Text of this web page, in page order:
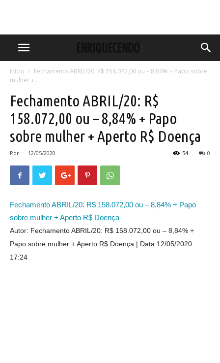
Início
Fechamento ABRIL/20: R$ 158.072,00 ou – 8,84% + Papo sobre
mulher +...
Fechamento ABRIL/20: R$
158.072,00 ou – 8,84% + Papo
sobre mulher + Aperto R$ Doença
Por - 12/05/2020 0
54
Fechamento ABRIL/20: R$ 158.072,00 ou – 8,84% + Papo
sobre mulher + Aperto R$ Doença
Autor: Fechamento ABRIL/20: R$ 158.072,00 ou – 8,84% +
Papo sobre mulher + Aperto R$ Doença
Data 12/05/2020
17:24